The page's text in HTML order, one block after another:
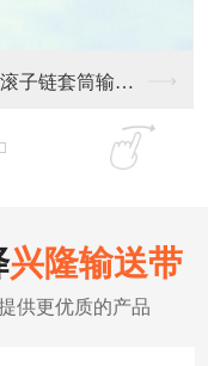
送网带
兴隆输送带
供更优质的产品